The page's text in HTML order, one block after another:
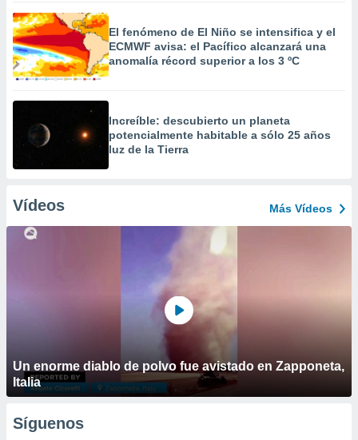
El fenómeno de El Niño se intensifica y el
ECMWF avisa: el Pacífico alcanzará una
anomalía récord superior a los 3 ºC
Increíble: descubierto un planeta
potencialmente habitable a sólo 25 años
luz de la Tierra
Vídeos Más Vídeos
Un enorme diablo de polvo fue avistado en Zapponeta,
Italia
Síguenos